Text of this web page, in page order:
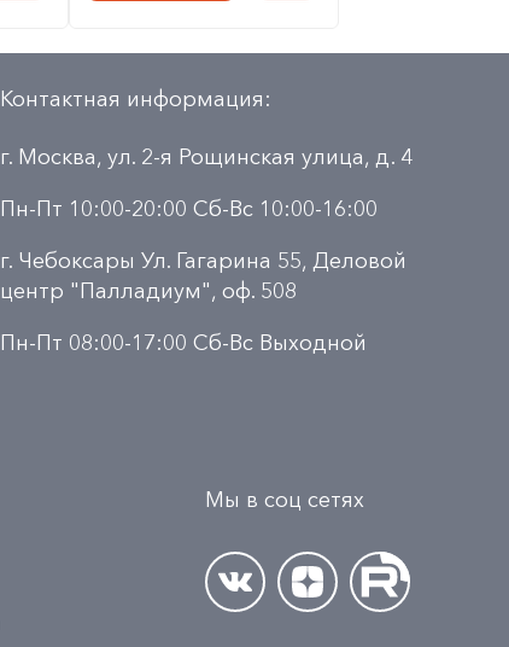
Контактная информация:
г. Москва, ул. 2-я Рощинская улица, д. 4
Пн-Пт 10:00-20:00 Сб-Вс 10:00-16:00
г. Чебоксары Ул. Гагарина 55, Деловой
центр "Палладиум", оф. 508
Пн-Пт 08:00-17:00 Сб-Вс Выходной
Мы в соц сетях